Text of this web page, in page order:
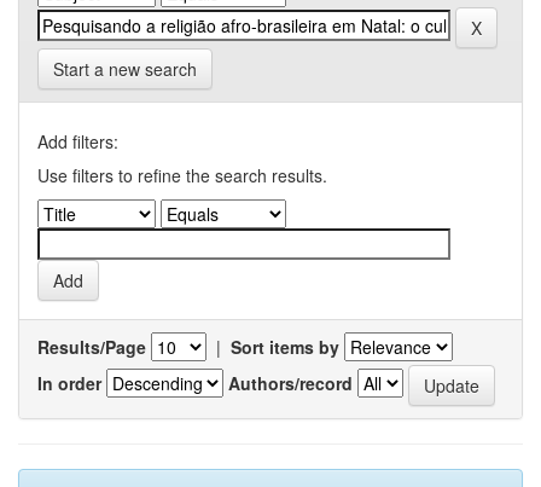
Start a new search
Add filters:
Use filters to refine the search results.
Results/Page | Sort items by
In order
Authors/record